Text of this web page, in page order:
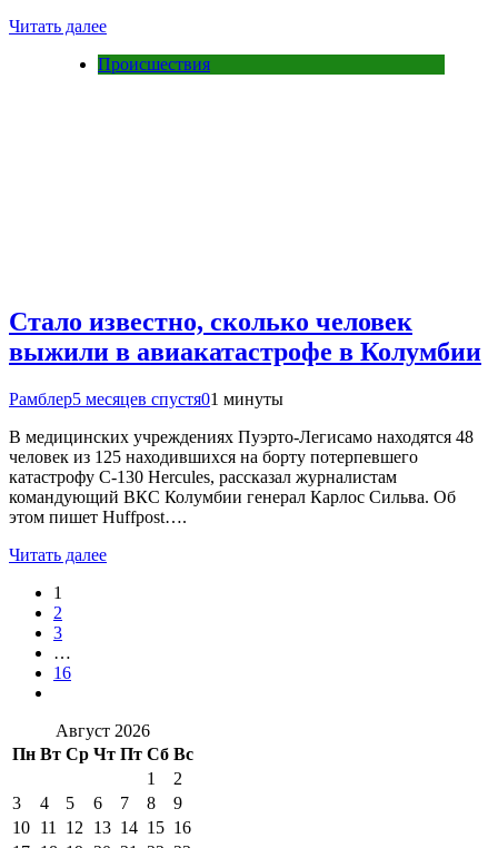
Читать далее
Происшествия
Стало известно, сколько человек
выжили в авиакатастрофе в Колумбии
Рамблер5 месяцев спустя01 минуты
В медицинских учреждениях Пуэрто-Легисамо находятся 48
человек из 125 находившихся на борту потерпевшего
катастрофу C-130 Hercules, рассказал журналистам
командующий ВКС Колумбии генерал Карлос Сильва. Об
этом пишет Huffpost….
Читать далее
1
2
3
…
16
Август 2026
Пн Вт Ср Чт Пт Сб Вс
1
2
3
4 5 6 7 8
9
10 11 12 13 14 15 16